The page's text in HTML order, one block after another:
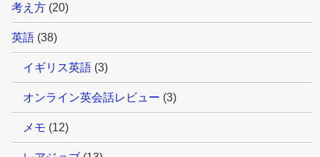
考え方 (20)
英語 (38)
イギリス英語 (3)
オンライン英会話レビュー (3)
メモ (12)